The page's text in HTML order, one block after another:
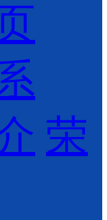
荣